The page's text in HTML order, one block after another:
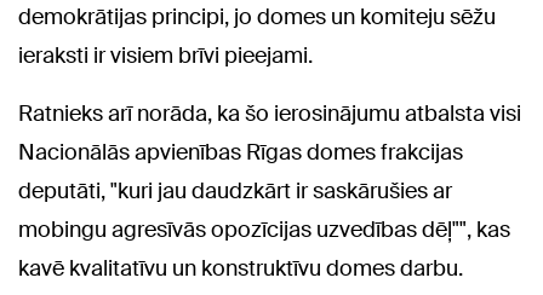
demokrātijas principi, jo domes un komiteju sēžu
ieraksti ir visiem brīvi pieejami.
Ratnieks arī norāda, ka šo ierosinājumu atbalsta visi
Nacionālās apvienības Rīgas domes frakcijas
deputāti, "kuri jau daudzkārt ir saskārušies ar
mobingu agresīvās opozīcijas uzvedības dēļ"", kas
kavē kvalitatīvu un konstruktīvu domes darbu.